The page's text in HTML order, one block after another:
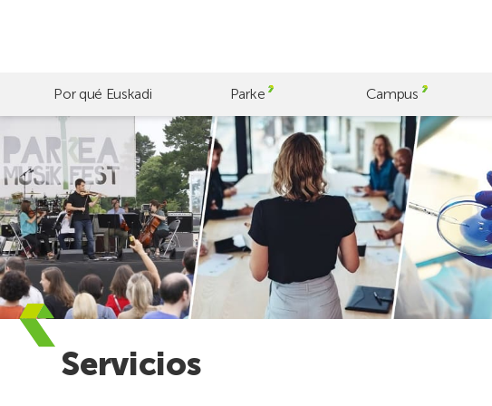
Por qué Euskadi Parke Campus
Servicios